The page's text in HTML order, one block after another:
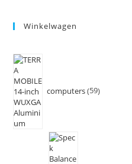
Winkelwagen
computers 59